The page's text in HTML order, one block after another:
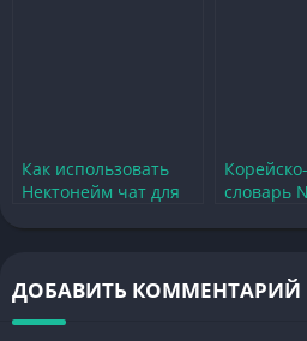
Как использовать
Нектонейм чат для
словарь
ДОБАВИТЬ КОММЕНТАРИЙ